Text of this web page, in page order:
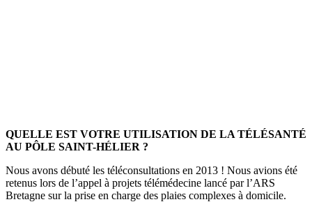
QUELLE EST VOTRE UTILISATION DE LA TÉLÉSANTÉ
AU PÔLE SAINT-HÉLIER ?
Nous avons débuté les téléconsultations en 2013 ! Nous avions été
retenus lors de l’appel à projets télémédecine lancé par l’ARS
Bretagne sur la prise en charge des plaies complexes à domicile.